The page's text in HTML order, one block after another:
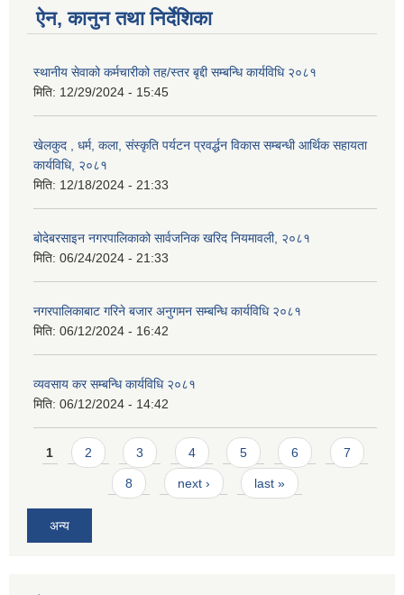
ऐन, कानुन तथा निर्देशिका
स्थानीय सेवाको कर्मचारीको तह/स्तर बृद्दी सम्बन्धि कार्यविधि २०८१
मिति: 12/29/2024 - 15:45
खेलकुद , धर्म, कला, संस्कृति पर्यटन प्रवर्द्धन विकास सम्बन्धी आर्थिक सहायता
कार्यविधि, २०८१
मिति: 12/18/2024 - 21:33
बोदेबरसाइन नगरपालिकाको सार्वजनिक खरिद नियमावली, २०८१
मिति: 06/24/2024 - 21:33
नगरपालिकाबाट गरिने बजार अनुगमन सम्बन्धि कार्यविधि २०८१
मिति: 06/12/2024 - 16:42
व्यवसाय कर सम्बन्धि कार्यविधि २०८१
मिति: 06/12/2024 - 14:42
Pages
1 2 3 4 5 6 7
8 next › last »
अन्य